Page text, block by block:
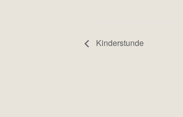
Kinderstunde